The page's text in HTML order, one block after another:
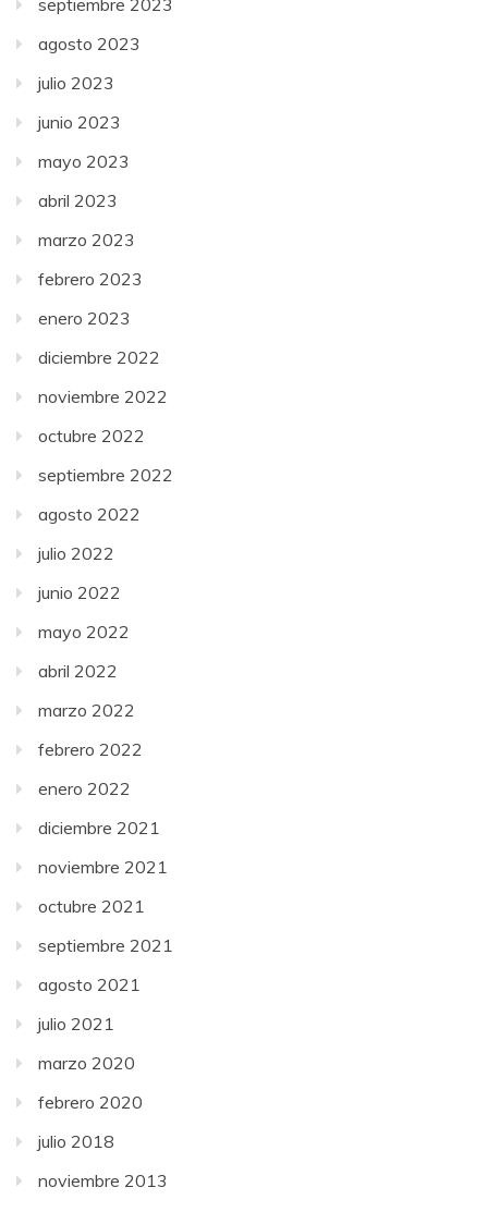
agosto 2023
julio 2023
junio 2023
mayo 2023
abril 2023
marzo 2023
febrero 2023
enero 2023
diciembre 2022
noviembre 2022
octubre 2022
septiembre 2022
agosto 2022
julio 2022
junio 2022
mayo 2022
abril 2022
marzo 2022
febrero 2022
enero 2022
diciembre 2021
noviembre 2021
octubre 2021
septiembre 2021
agosto 2021
julio 2021
marzo 2020
febrero 2020
julio 2018
noviembre 2013